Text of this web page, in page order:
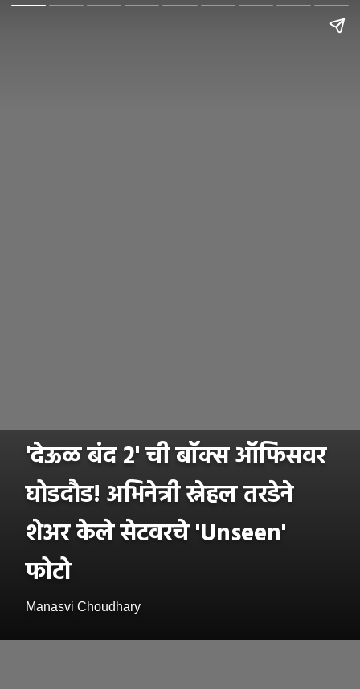
'देऊळ बंद 2' ची बॉक्स ऑफिसवर
घोडदौड! अभिनेत्री स्नेहल तरडेने
शेअर केले सेटवरचे 'Unseen'
फोटो
Manasvi Choudhary